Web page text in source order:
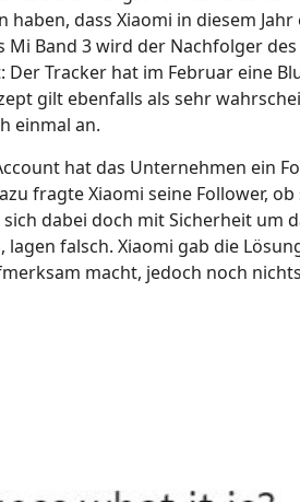
haben, dass Xiaomi in diesem
Mi Band 3 wird der Nachfolger
Der Tracker hat im Februar eine
gilt ebenfalls als sehr
einmal an.
hat das Unternehmen ein
fragte Xiaomi seine Follower,
dabei doch mit Sicherheit um
falsch. Xiaomi gab die
macht, jedoch noch